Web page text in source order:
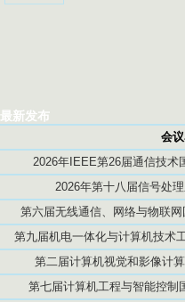
最新发布
会
2026年IEEE第26届通信技术
2026年第十八届信号处
第六届无线通信、网络与物联
第九届机电一体化与计算机技术
第二届计算机视觉和影像计
第七届计算机工程与智能控制